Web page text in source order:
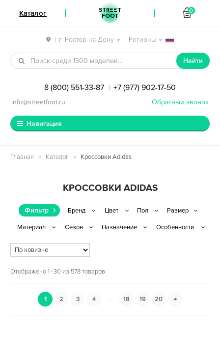
| г. Ростов-на-Дону | Регионы
Перейти к навигации
Перейти к содержимому
Найти
8 (800) 551-33-87 | +7 (977) 902-17-50
Обратный звонок
info@streetfoot.ru
Навигация
Главная Каталог Кроссовки Adidas
КРОССОВКИ ADIDAS
Фильтр
Отображено 1–30 из 578 товаров
1 2 3 4 … 18 19 20 →
Каталог STREET
FOOT
0